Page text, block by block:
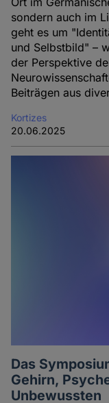
sondern auch im
geht es um
und Selbstbild" –
der Perspektive
Beiträgen aus
Kortizes
20.06.2025
Das
Gehirn,
Unbewussten